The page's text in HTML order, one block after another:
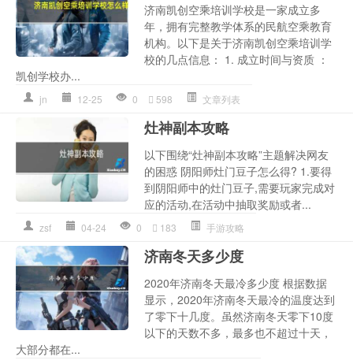
济南凯创空乘培训学校是一家成立多
年，拥有完整教学体系的民航空乘教育
机构。以下是关于济南凯创空乘培训学
校的几点信息： 1. 成立时间与资质 ：
凯创学校办...
jn 12-25 0 598 文章列表
灶神副本攻略
以下围绕“灶神副本攻略”主题解决网友
的困惑 阴阳师灶门豆子怎么得? 1.要得
到阴阳师中的灶门豆子,需要玩家完成对
应的活动,在活动中抽取奖励或者...
zsf 04-24 0 183 手游攻略
济南冬天多少度
2020年济南冬天最冷多少度 根据数据
显示，2020年济南冬天最冷的温度达到
了零下十几度。虽然济南冬天零下10度
以下的天数不多，最多也不超过十天，
大部分都在...